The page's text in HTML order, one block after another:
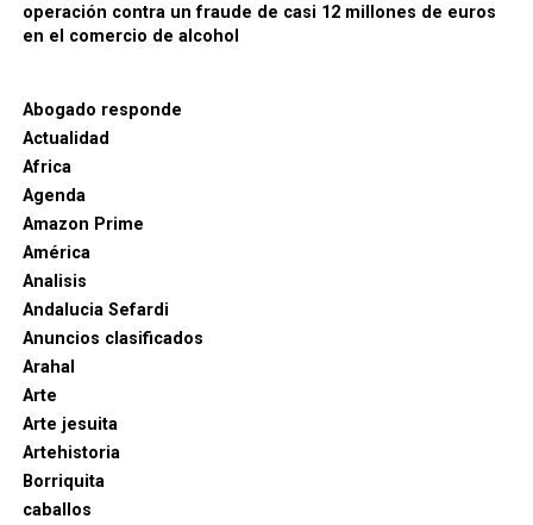
operación contra un fraude de casi 12 millones de euros
en el comercio de alcohol
Abogado responde
Actualidad
Africa
Agenda
Amazon Prime
América
Analisis
Andalucia Sefardi
Anuncios clasificados
Arahal
Arte
Arte jesuita
Artehistoria
Borriquita
caballos